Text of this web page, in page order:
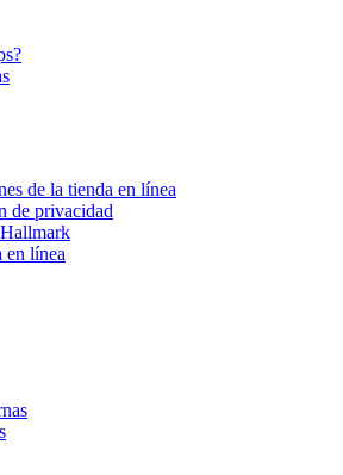
de la tienda en línea
de privacidad
en línea